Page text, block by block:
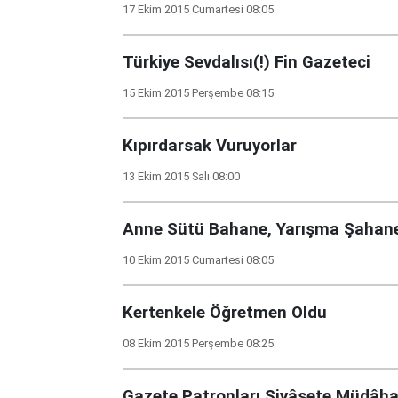
17 Ekim 2015 Cumartesi 08:05
Türkiye Sevdalısı(!) Fin Gazeteci
15 Ekim 2015 Perşembe 08:15
Kıpırdarsak Vuruyorlar
13 Ekim 2015 Salı 08:00
Anne Sütü Bahane, Yarışma
10 Ekim 2015 Cumartesi 08:05
Kertenkele Öğretmen Oldu
08 Ekim 2015 Perşembe 08:25